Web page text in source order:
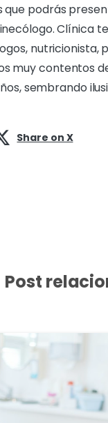
que podrás
Clínica
nutricionista,
muy contentos
sembrando
Share on X
Post